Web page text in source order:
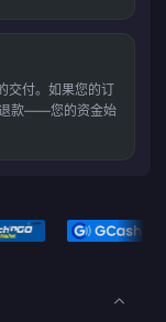
交付。如果您的订
退款——您的资金始